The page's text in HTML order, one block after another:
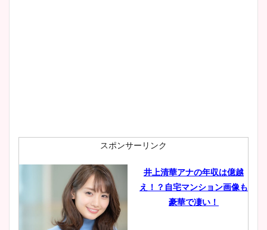
肉も凄い！
鈴木唯の太ってた時の体重が
ヤバすぎww原因や痩せたダ
スポンサーリンク
井上清華アナの年収は億越
え！？自宅マンション画像も
豪華で凄い！